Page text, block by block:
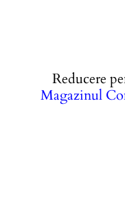
Reducere
Magazinul